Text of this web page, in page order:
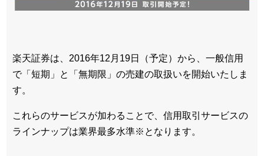
楽天証券は、2016年12月19日（予定）から、一般信用
で「短期」と「無期限」の売建の取扱いを開始いたしま
す。
これらのサービスが加わることで、信用取引サービスの
ラインナップは業界最多水準※となります。